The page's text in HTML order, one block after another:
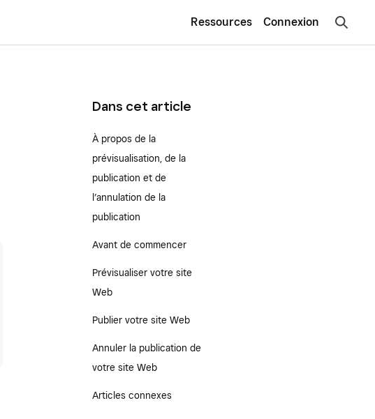
Ressources Connexion
Dans cet article
À propos de la
prévisualisation, de la
publication et de
l’annulation de la
publication
Avant de commencer
Prévisualiser votre site
Web
Publier votre site Web
Annuler la publication de
votre site Web
Articles connexes